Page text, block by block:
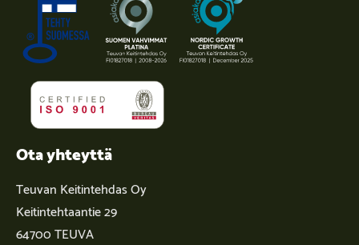
Ota yhteyttä
Teuvan Keitintehdas Oy
Keitintehtaantie 29
64700 TEUVA